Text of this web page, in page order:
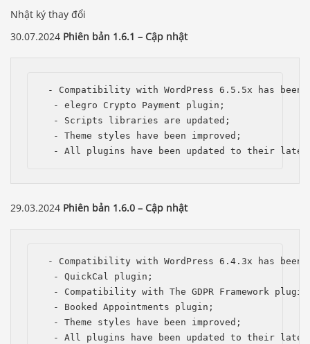
Nhật ký thay đổi
30.07.2024 Phiên bản 1.6.1 – Cập nhật
- Compatibility with WordPress 6.5.5x has been
  - elegro Crypto Payment plugin;
  - Scripts libraries are updated;
  - Theme styles have been improved;
- All plugins have been updated to their
29.03.2024 Phiên bản 1.6.0 – Cập nhật
- Compatibility with WordPress 6.4.3x has been
  - QuickCal plugin;
- Compatibility with The GDPR Framework
  - Booked Appointments plugin;
  - Theme styles have been improved;
- All plugins have been updated to their